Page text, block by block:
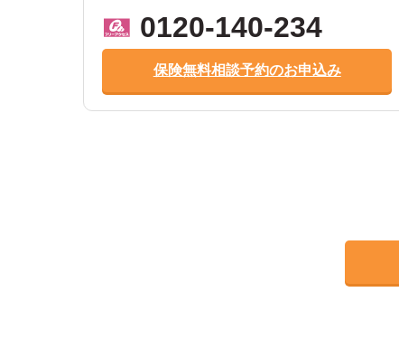
0120-140-234
保険無料相談予約のお申込み